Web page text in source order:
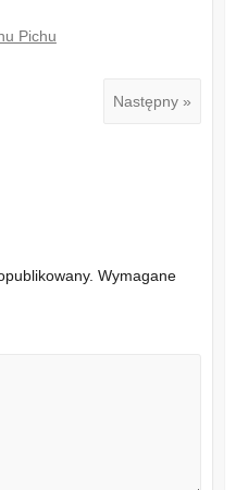
Pichu
Następny »
Wymagane